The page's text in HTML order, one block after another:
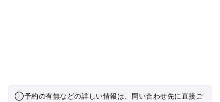
予約の有無などの詳しい情報は、問い合わせ先に直接ご